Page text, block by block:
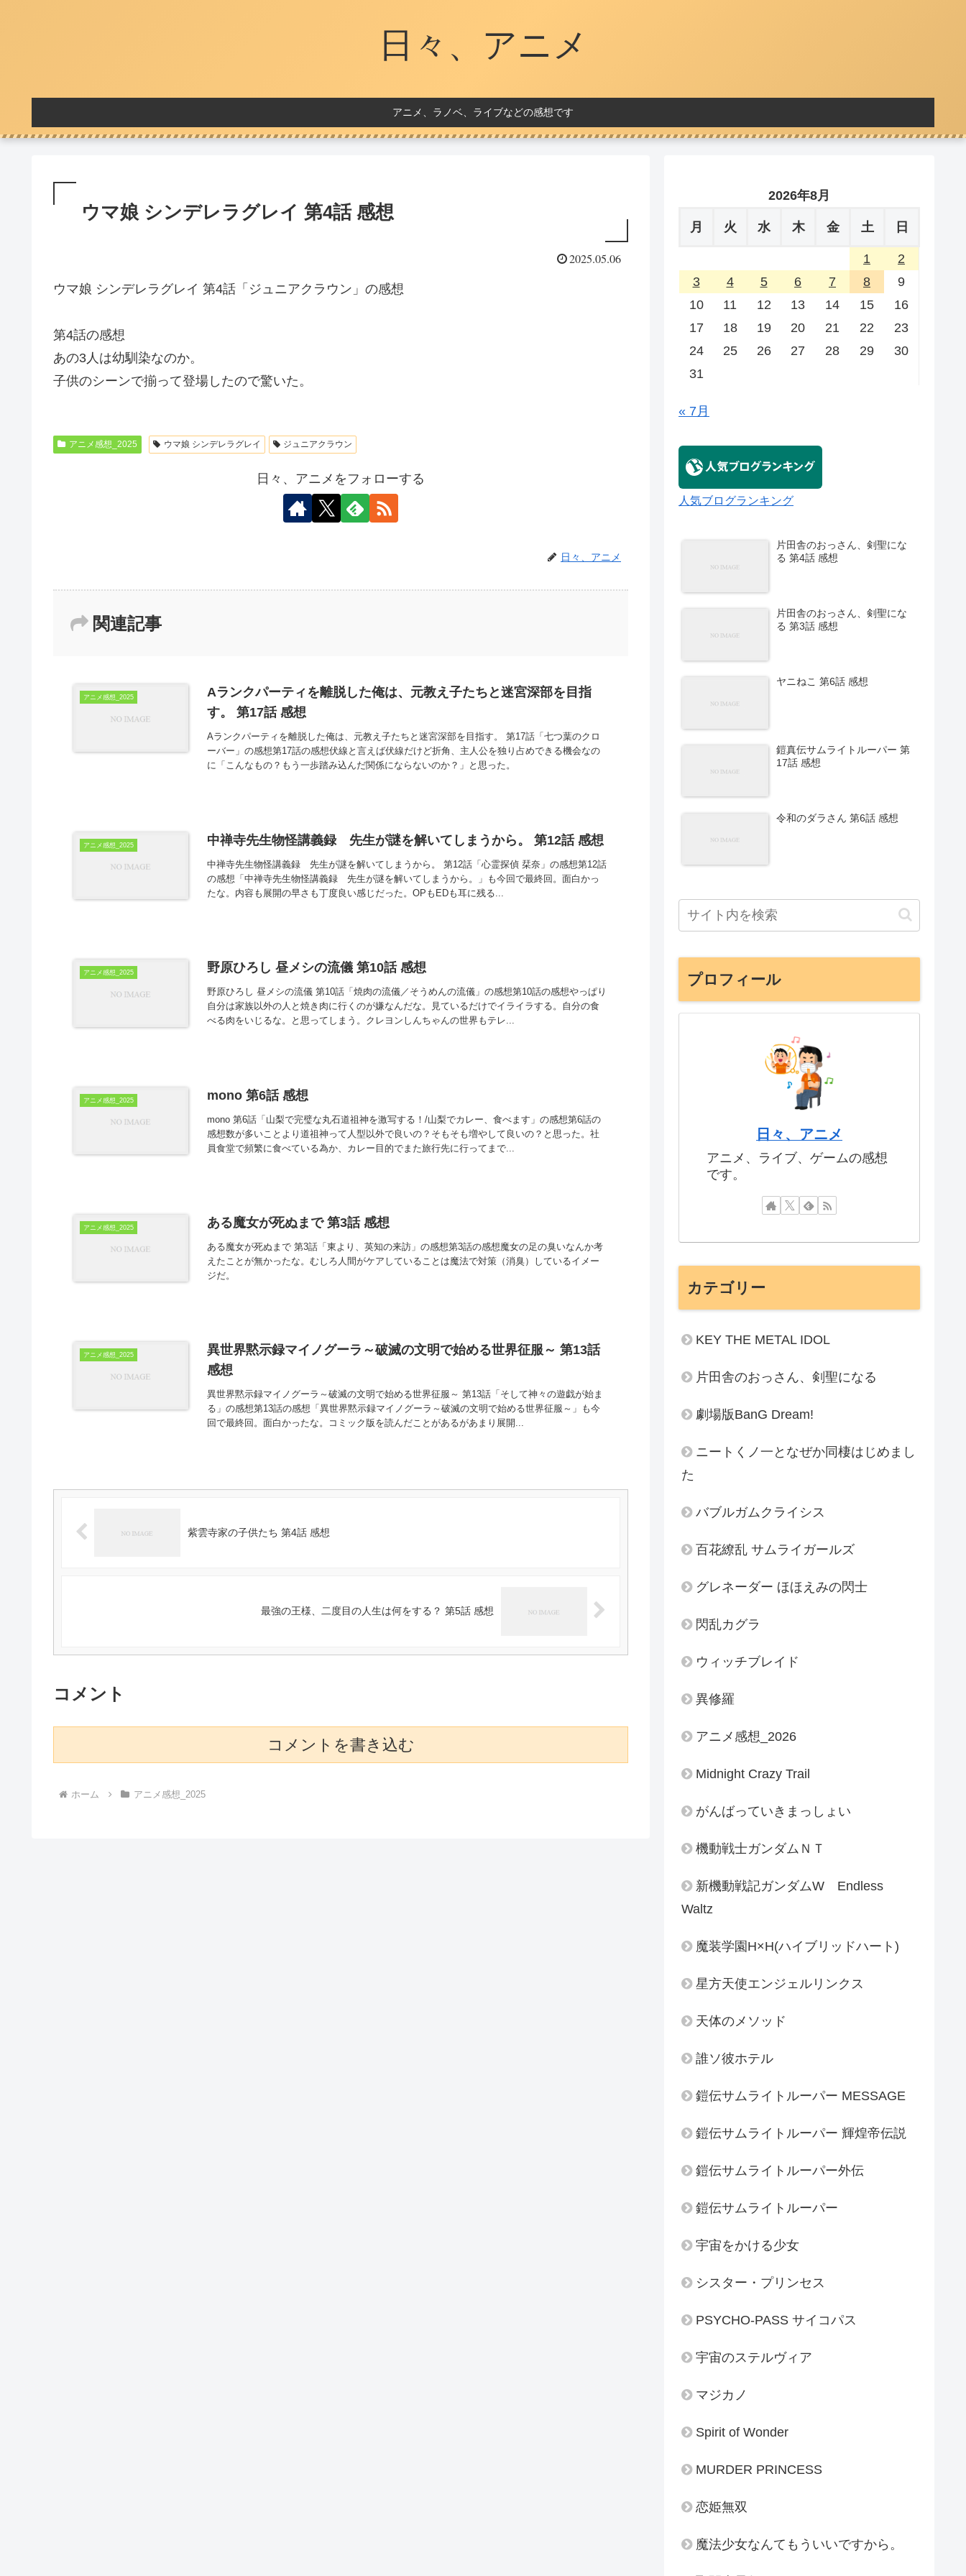
日々、アニメ
アニメ、ラノベ、ライブなどの感想です
ウマ娘 シンデレラグレイ 第4話 感想
2025.05.06
ウマ娘 シンデレラグレイ 第4話「ジュニアクラウン」の感想
第4話の感想
あの3人は幼馴染なのか。
子供のシーンで揃って登場したので驚いた。
アニメ感想_2025 ウマ娘 シンデレラグレイ ジュニアクラウン
日々、アニメをフォローする
日々、アニメ
関連記事
アニメ感想_2025
Aランクパーティを離脱した俺は、元教え子たちと迷宮深部を目指
す。 第17話 感想
Aランクパーティを離脱した俺は、元教え子たちと迷宮深部を目指す。 第17話「七つ葉のクロ
ーバー」の感想第17話の感想伏線と言えば伏線だけど折角、主人公を独り占めできる機会なの
に「こんなもの？もう一歩踏み込んだ関係にならないのか？」と思った。
アニメ感想_2025 中禅寺先生物怪講義録 先生が謎を解いてしまうから。 第12話 感想
中禅寺先生物怪講義録 先生が謎を解いてしまうから。 第12話「心霊探偵 栞奈」の感想第12話
の感想「中禅寺先生物怪講義録 先生が謎を解いてしまうから。」も今回で最終回。面白かっ
たな。内容も展開の早さも丁度良い感じだった。OPもEDも耳に残る...
アニメ感想_2025 野原ひろし 昼メシの流儀 第10話 感想
野原ひろし 昼メシの流儀 第10話「焼肉の流儀／そうめんの流儀」の感想第10話の感想やっぱり
自分は家族以外の人と焼き肉に行くのが嫌なんだな。見ているだけでイライラする。自分の食
べる肉をいじるな。と思ってしまう。クレヨンしんちゃんの世界もテレ...
アニメ感想_2025 mono 第6話 感想
mono 第6話「山梨で完璧な丸石道祖神を激写する！/山梨でカレー、食べます」の感想第6話の
感想数が多いことより道祖神って人型以外で良いの？そもそも増やして良いの？と思った。社
員食堂で頻繁に食べている為か、カレー目的でまた旅行先に行ってまで...
アニメ感想_2025 ある魔女が死ぬまで 第3話 感想
ある魔女が死ぬまで 第3話「東より、英知の来訪」の感想第3話の感想魔女の足の臭いなんか考
えたことが無かったな。むしろ人間がケアしていることは魔法で対策（消臭）しているイメー
ジだ。
アニメ感想_2025
異世界黙示録マイノグーラ～破滅の文明で始める世界征服～ 第13話
感想
異世界黙示録マイノグーラ～破滅の文明で始める世界征服～ 第13話「そして神々の遊戯が始ま
る」の感想第13話の感想「異世界黙示録マイノグーラ～破滅の文明で始める世界征服～」も今
回で最終回。面白かったな。コミック版を読んだことがあるがあまり展開...
紫雲寺家の子供たち 第4話 感想
最強の王様、二度目の人生は何をする？ 第5話 感想
コメント
コメントを書き込む
ホーム アニメ感想_2025
2026年8月
月 火 水 木 金 土 日
1
2
3
4 5 6 7 8
9
10
11 12 13 14 15
16
17
18 19 20 21 22
23
24
25 26 27 28 29
30
31
« 7月
人気ブログランキング
片田舎のおっさん、剣聖にな
る 第4話 感想
片田舎のおっさん、剣聖にな
る 第3話 感想
ヤニねこ 第6話 感想
鎧真伝サムライトルーパー 第
17話 感想
令和のダラさん 第6話 感想
プロフィール
日々、アニメ
アニメ、ライブ、ゲームの感想
です。
カテゴリー
KEY THE METAL IDOL
片田舎のおっさん、剣聖になる
劇場版BanG Dream!
ニートくノ一となぜか同棲はじめまし
た
バブルガムクライシス
百花繚乱 サムライガールズ
グレネーダー ほほえみの閃士
閃乱カグラ
ウィッチブレイド
異修羅
アニメ感想_2026
Midnight Crazy Trail
がんばっていきまっしょい
機動戦士ガンダムＮＴ
新機動戦記ガンダムW Endless
Waltz
魔装学園H×H(ハイブリッドハート)
星方天使エンジェルリンクス
天体のメソッド
誰ソ彼ホテル
鎧伝サムライトルーパー MESSAGE
鎧伝サムライトルーパー 輝煌帝伝説
鎧伝サムライトルーパー外伝
鎧伝サムライトルーパー
宇宙をかける少女
シスター・プリンセス
PSYCHO-PASS サイコパス
宇宙のステルヴィア
マジカノ
Spirit of Wonder
MURDER PRINCESS
恋姫無双
魔法少女なんてもういいですから。